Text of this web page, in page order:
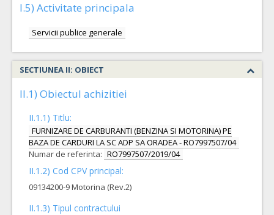
I.5) Activitate principala
Servicii publice generale
SECTIUNEA II: OBIECT
II.1) Obiectul achizitiei
II.1.1) Titlu:
FURNIZARE DE CARBURANTI (BENZINA SI MOTORINA) PE
BAZA DE CARDURI LA SC ADP SA ORADEA - RO7997507/04
Numar de referinta: RO7997507/2019/04
II.1.2) Cod CPV principal:
09134200-9 Motorina (Rev.2)
II.1.3) Tipul contractului